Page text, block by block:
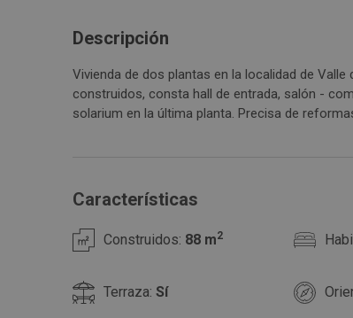
Descripción
Vivienda de dos plantas en la localidad de
construidos, consta hall de entrada, salón -
solarium en la última planta. Precisa de
Ana, se ubica entre Jerez de los Caballeros y
Características
Construidos: 88 m2
Terraza: Sí